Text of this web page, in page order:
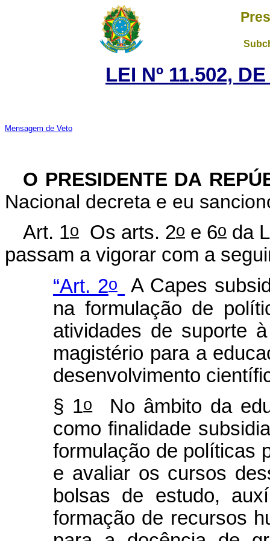
LEI Nº 11.502,
Mensagem de Veto
O PRESIDENTE DA
Nacional decreta e eu
Art. 1o Os arts. 2o e 6o da
passam a vigorar com a
“Art. 2o
A Capes
na formulação de
atividades de suporte
magistério para a
desenvolvimento
§ 1oNo âmbito da
como finalidade
formulação de políticas
e avaliar os cursos
bolsas de estudo,
formação de recursos